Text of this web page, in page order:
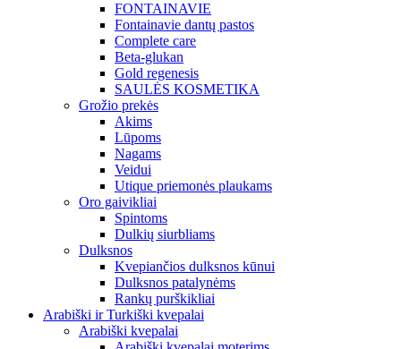
FONTAINAVIE
Fontainavie dantų pastos
Complete care
Beta-glukan
Gold regenesis
SAULĖS KOSMETIKA
Grožio prekės
Akims
Lūpoms
Nagams
Veidui
Utique priemonės plaukams
Oro gaivikliai
Spintoms
Dulkių siurbliams
Dulksnos
Kvepiančios dulksnos kūnui
Dulksnos patalynėms
Rankų purškikliai
Arabiški ir Turkiški kvepalai
Arabiški kvepalai